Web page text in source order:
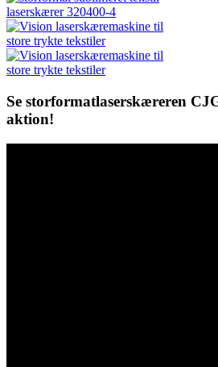
Se storformatlaserskæreren
aktion!